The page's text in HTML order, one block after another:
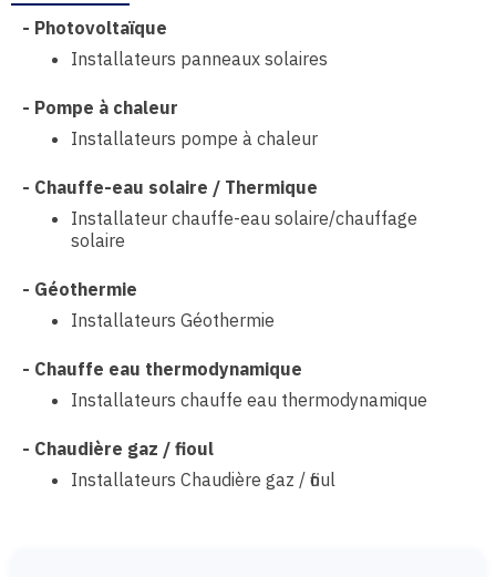
- Photovoltaïque
Installateurs panneaux solaires
- Pompe à chaleur
Installateurs pompe à chaleur
- Chauffe-eau solaire / Thermique
Installateur chauffe-eau solaire/chauffage
solaire
- Géothermie
Installateurs Géothermie
- Chauffe eau thermodynamique
Installateurs chauffe eau thermodynamique
- Chaudière gaz / fioul
Installateurs Chaudière gaz / fioul